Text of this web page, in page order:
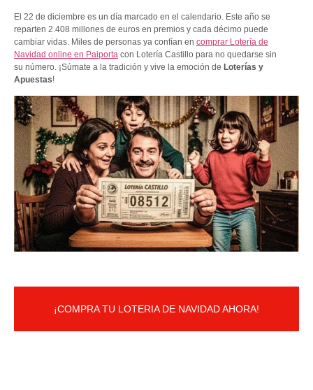
El 22 de diciembre es un día marcado en el calendario. Este año se
reparten 2.408 millones de euros en premios y cada décimo puede
cambiar vidas. Miles de personas ya confían en comprar Lotería de
Navidad online en Paiporta con Lotería Castillo para no quedarse sin
su número. ¡Súmate a la tradición y vive la emoción de Loterías y
Apuestas!
¡COMPRA TU LOTERIA DE NAVIDAD AHORA!